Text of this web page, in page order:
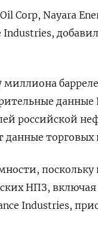
Corp, Nayara
российской
данные торговых
НПЗ,
Industries,